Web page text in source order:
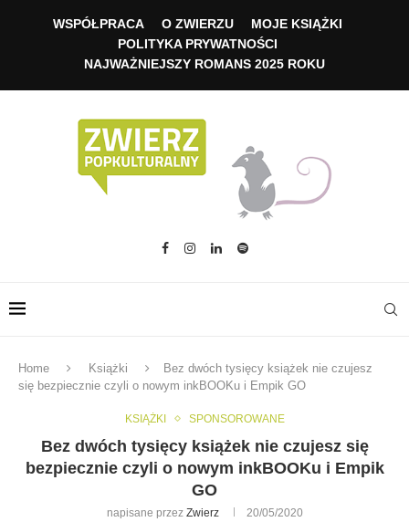
WSPÓŁPRACA O ZWIERZU
MOJE KSIĄŻKI
POLITYKA PRYWATNOŚCI
NAJWAŻNIEJSZY ROMANS 2025 ROKU
Home Książki
Bez dwóch tysięcy książek nie czujesz
się bezpiecznie czyli o nowym inkBOOKu i Empik GO
KSIĄŻKI SPONSOROWANE
Bez dwóch tysięcy książek nie czujesz się
bezpiecznie czyli o nowym inkBOOKu i Empik
GO
napisane przez Zwierz 20/05/2020